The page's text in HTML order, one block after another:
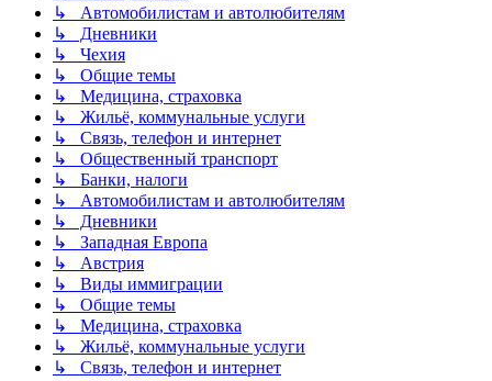
↳ Автомобилистам и автолюбителям
↳ Дневники
↳ Чехия
↳ Общие темы
↳ Медицина, страховка
↳ Жильё, коммунальные услуги
↳ Связь, телефон и интернет
↳ Общественный транспорт
↳ Банки, налоги
↳ Автомобилистам и автолюбителям
↳ Дневники
↳ Западная Европа
↳ Австрия
↳ Виды иммиграции
↳ Общие темы
↳ Медицина, страховка
↳ Жильё, коммунальные услуги
↳ Связь, телефон и интернет